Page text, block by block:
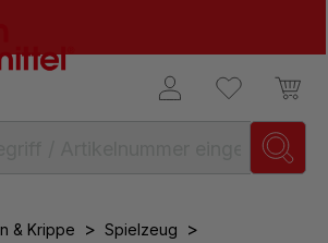
& Krippe > Spielzeug >